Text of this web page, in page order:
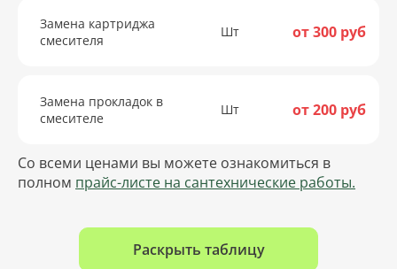
Замена картриджа
смесителя
Шт от 300 руб
Замена прокладок в
смесителе
Шт от 200 руб
Со всеми ценами вы можете ознакомиться в
полном прайс-листе на сантехнические работы.
Раскрыть таблицу